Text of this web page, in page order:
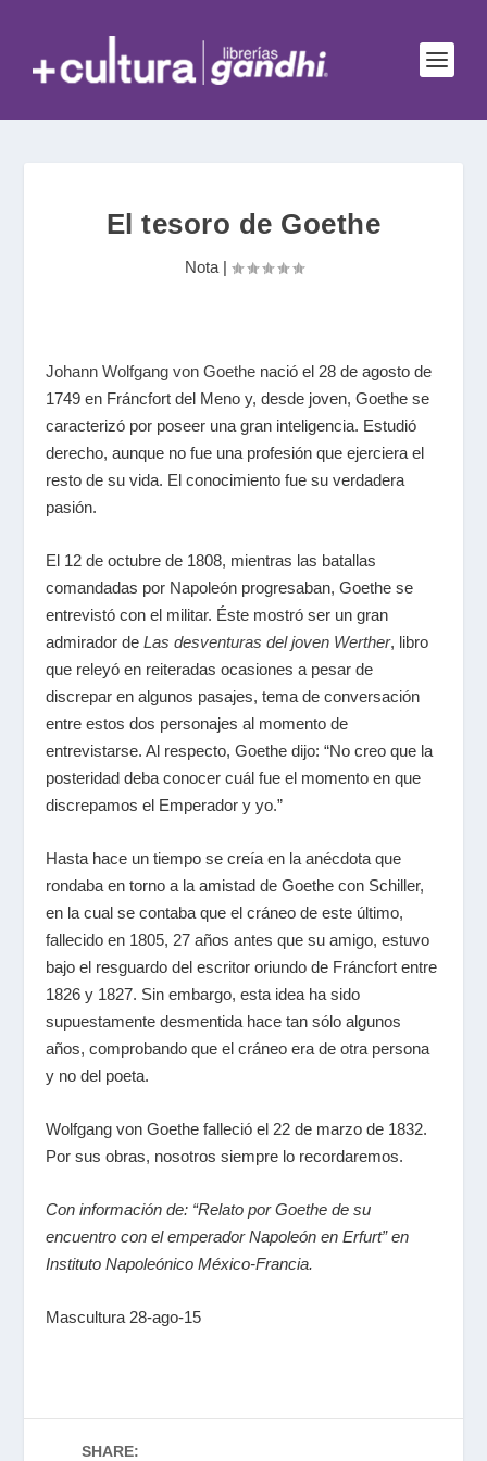
El tesoro de Goethe
Nota|
Johann Wolfgang von Goethe nació el 28 de agosto de
1749 en Fráncfort del Meno y, desde joven, Goethe se
caracterizó por poseer una gran inteligencia. Estudió
derecho, aunque no fue una profesión que ejerciera el
resto de su vida. El conocimiento fue su verdadera
pasión.
El 12 de octubre de 1808, mientras las batallas
comandadas por Napoleón progresaban, Goethe se
entrevistó con el militar. Éste mostró ser un gran
admirador deLas desventuras del joven Werther, libro
que releyó en reiteradas ocasiones a pesar de
discrepar en algunos pasajes, tema de conversación
entre estos dos personajes al momento de
entrevistarse. Al respecto, Goethe dijo: “No creo que la
posteridad deba conocer cuál fue el momento en que
discrepamos el Emperador y yo.”
Hasta hace un tiempo se creía en la anécdota que
rondaba en torno a la amistad de Goethe con Schiller,
en la cual se contaba que el cráneo de este último,
fallecido en 1805, 27 años antes que su amigo, estuvo
bajo el resguardo del escritor oriundo de Fráncfort entre
1826 y 1827. Sin embargo, esta idea ha sido
supuestamente desmentida hace tan sólo algunos
años, comprobando que el cráneo era de otra persona
y no del poeta.
Wolfgang von Goethe falleció el 22 de marzo de 1832.
Por sus obras, nosotros siempre lo recordaremos.
Con información de: “Relato por Goethe de su
encuentro con el emperador Napoleón en Erfurt” en
Instituto Napoleónico México-Francia.
Mascultura 28-ago-15
SHARE: